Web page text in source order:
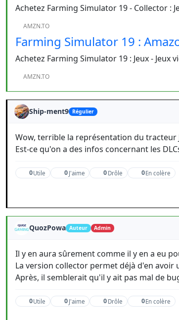
Achetez Farming Simulator 19 - Collector :
AMZN.TO
Farming Simulator 19 :
Achetez Farming Simulator 19 : Jeux -
AMZN.TO
Ship-ment9 Régulier
Wow, terrible la représentation du tracteur
Est-ce qu'on a des infos concernant les
0Utile 0 J'aime 0 Drôle 0En colère
QuozPowa Auteur Admin
Il y en aura sûrement comme il y en a eu
La version collector permet déjà d'en avoir
Après, il semblerait qu'il y ait pas mal de
0Utile 0 J'aime 0 Drôle 0En colère